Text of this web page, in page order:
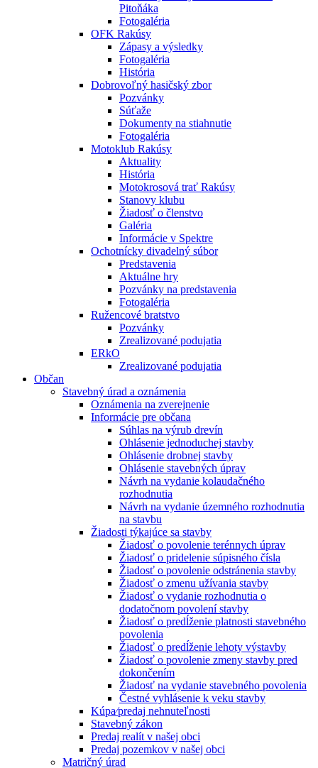
Pitoňáka
Fotogaléria
OFK Rakúsy
Zápasy a výsledky
Fotogaléria
História
Dobrovoľný hasičský zbor
Pozvánky
Súťaže
Dokumenty na stiahnutie
Fotogaléria
Motoklub Rakúsy
Aktuality
História
Motokrosová trať Rakúsy
Stanovy klubu
Žiadosť o členstvo
Galéria
Informácie v Spektre
Ochotnícky divadelný súbor
Predstavenia
Aktuálne hry
Pozvánky na predstavenia
Fotogaléria
Ružencové bratstvo
Pozvánky
Zrealizované podujatia
ERkO
Zrealizované podujatia
Občan
Stavebný úrad a oznámenia
Oznámenia na zverejnenie
Informácie pre občana
Súhlas na výrub drevín
Ohlásenie jednoduchej stavby
Ohlásenie drobnej stavby
Ohlásenie stavebných úprav
Návrh na vydanie kolaudačného
rozhodnutia
Návrh na vydanie územného rozhodnutia
na stavbu
Žiadosti týkajúce sa stavby
Žiadosť o povolenie terénnych úprav
Žiadosť o pridelenie súpisného čísla
Žiadosť o povolenie odstránenia stavby
Žiadosť o zmenu užívania stavby
Žiadosť o vydanie rozhodnutia o
dodatočnom povolení stavby
Žiadosť o predĺženie platnosti stavebného
povolenia
Žiadosť o predĺženie lehoty výstavby
Žiadosť o povolenie zmeny stavby pred
dokončením
Žiadosť na vydanie stavebného povolenia
Čestné vyhlásenie k veku stavby
Kúpa⁄predaj nehnuteľnosti
Stavebný zákon
Predaj realít v našej obci
Predaj pozemkov v našej obci
Matričný úrad